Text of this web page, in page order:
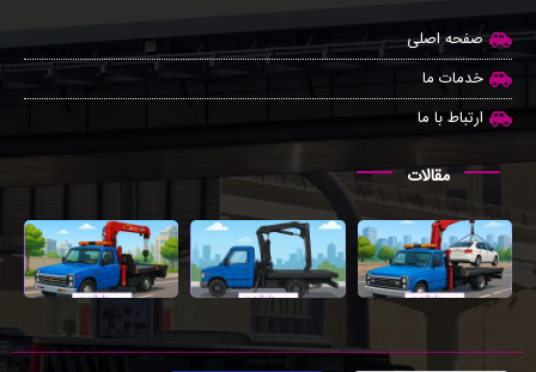
صفحه اصلی
خدمات ما
ارتباط با ما
مقالات